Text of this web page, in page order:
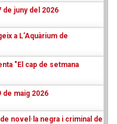
de juny del 2026
a L’Aquàrium de
"El cap de setmana
de maig 2026
novel·la negra i criminal de